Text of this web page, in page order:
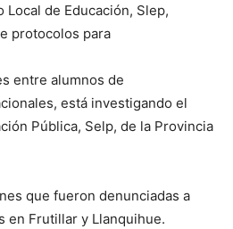
de Educación, Slep,
protocolos para
entre alumnos de
está investigando el
Pública, Selp, de la Provincia
que fueron denunciadas a
en Frutillar y Llanquihue.